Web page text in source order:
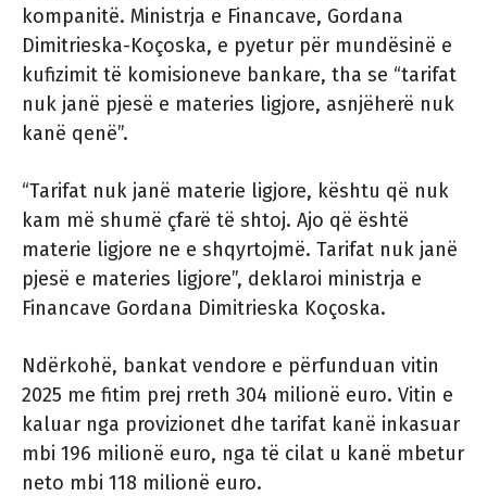
kompanitë. Ministrja e Financave, Gordana
Dimitrieska-Koçoska, e pyetur për mundësinë e
kufizimit të komisioneve bankare, tha se “tarifat
nuk janë pjesë e materies ligjore, asnjëherë nuk
kanë qenë”.
“Tarifat nuk janë materie ligjore, kështu që nuk
kam më shumë çfarë të shtoj. Ajo që është
materie ligjore ne e shqyrtojmë. Tarifat nuk janë
pjesë e materies ligjore”, deklaroi ministrja e
Financave Gordana Dimitrieska Koçoska.
Ndërkohë, bankat vendore e përfunduan vitin
2025 me fitim prej rreth 304 milionë euro. Vitin e
kaluar nga provizionet dhe tarifat kanë inkasuar
mbi 196 milionë euro, nga të cilat u kanë mbetur
neto mbi 118 milionë euro.